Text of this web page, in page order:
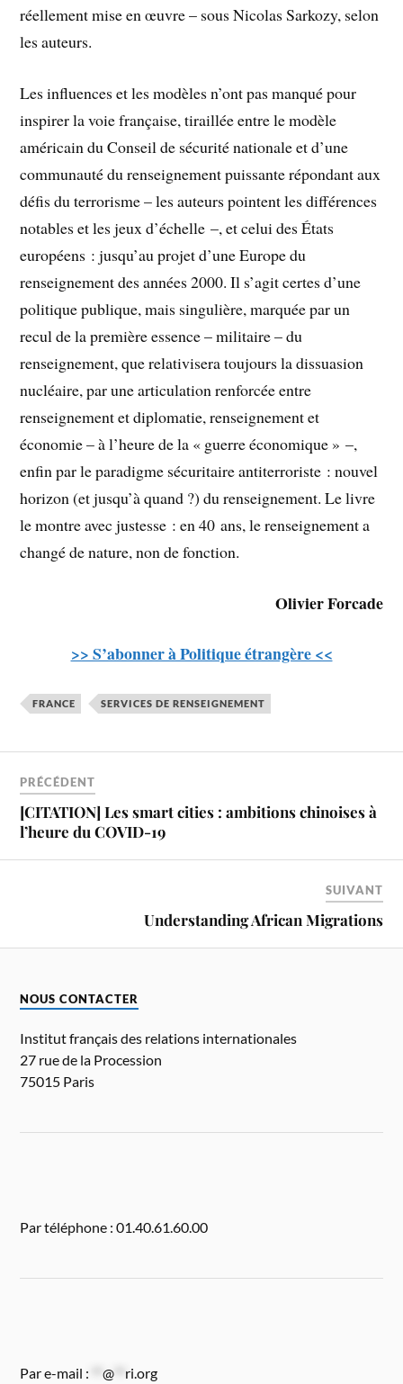
réellement mise en œuvre – sous Nicolas Sarkozy, selon
les auteurs.
Les influences et les modèles n’ont pas manqué pour
inspirer la voie française, tiraillée entre le modèle
américain du Conseil de sécurité nationale et d’une
communauté du renseignement puissante répondant aux
défis du terrorisme – les auteurs pointent les différences
notables et les jeux d’échelle –, et celui des États
européens : jusqu’au projet d’une Europe du
renseignement des années 2000. Il s’agit certes d’une
politique publique, mais singulière, marquée par un
recul de la première essence – militaire – du
renseignement, que relativisera toujours la dissuasion
nucléaire, par une articulation renforcée entre
renseignement et diplomatie, renseignement et
économie – à l’heure de la « guerre économique » –,
enfin par le paradigme sécuritaire antiterroriste : nouvel
horizon (et jusqu’à quand ?) du renseignement. Le livre
le montre avec justesse : en 40 ans, le renseignement a
changé de nature, non de fonction.
Olivier Forcade
>> S’abonner à Politique étrangère <<
FRANCE SERVICES DE RENSEIGNEMENT
PRÉCÉDENT
[CITATION] Les smart cities : ambitions chinoises à
l’heure du COVID-19
SUIVANT
Understanding African Migrations
NOUS CONTACTER
Institut français des relations internationales
27 rue de la Procession
75015 Paris
Par téléphone : 01.40.61.60.00
Par e-mail : **@ ri.org